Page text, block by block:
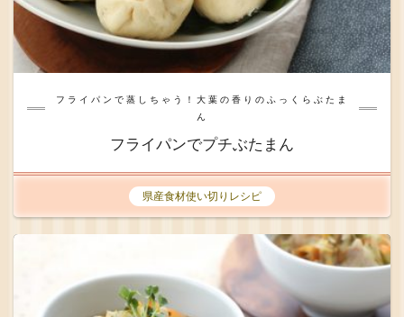
フライパンで蒸しちゃう！大葉の香りのふっくらぶたま
ん
フライパンでプチぶたまん
県産食材使い切りレシピ